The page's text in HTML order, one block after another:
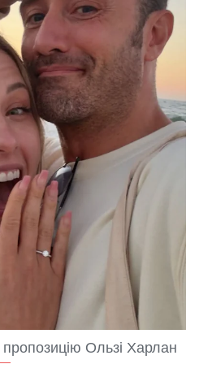
Ользі Харлан